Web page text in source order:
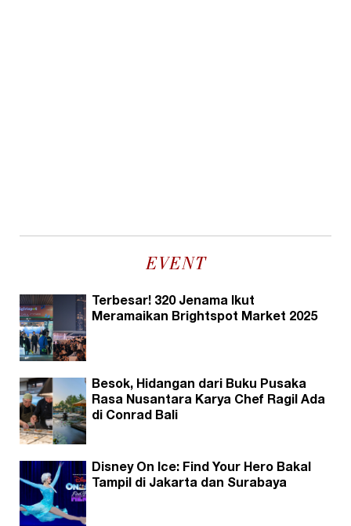
EVENT
Terbesar! 320 Jenama Ikut
Meramaikan Brightspot Market 2025
Besok, Hidangan dari Buku Pusaka
Rasa Nusantara Karya Chef Ragil Ada
di Conrad Bali
Disney On Ice: Find Your Hero Bakal
Tampil di Jakarta dan Surabaya